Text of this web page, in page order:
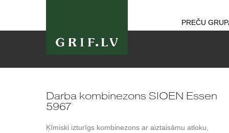
PREČU
Darba kombinezons SIOEN Essen
5967
Ķīmiski izturīgs kombinezons ar aiztaisāmu atloku,